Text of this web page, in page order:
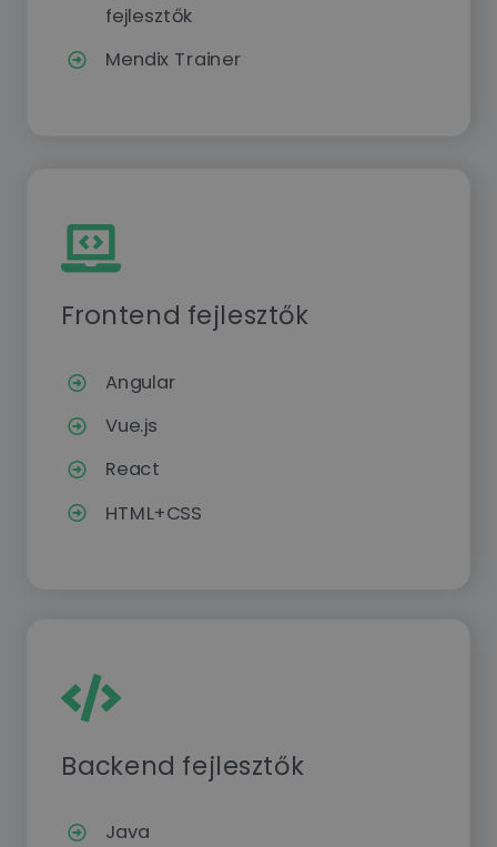
fejlesztők
Mendix Trainer
Frontend fejlesztők
Angular
Vue.js
React
HTML+CSS
Backend fejlesztők
Java